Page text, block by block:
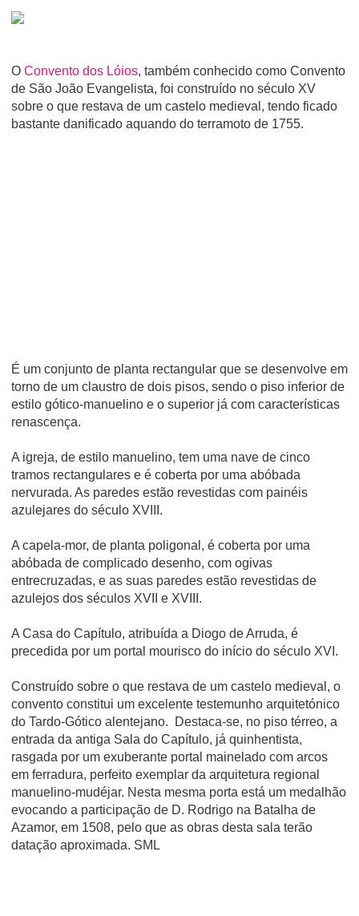
O Convento dos Lóios, também conhecido como Convento
de São João Evangelista, foi construí­do no século XV
sobre o que restava de um castelo medieval, tendo ficado
bastante danificado aquando do terramoto de 1755.
É um conjunto de planta rectangular que se desenvolve em
torno de um claustro de dois pisos, sendo o piso inferior de
estilo gótico-manuelino e o superior já com caracterí­sticas
renascença.
A igreja, de estilo manuelino, tem uma nave de cinco
tramos rectangulares e é coberta por uma abóbada
nervurada. As paredes estão revestidas com painéis
azulejares do século XVIII.
A capela-mor, de planta poligonal, é coberta por uma
abóbada de complicado desenho, com ogivas
entrecruzadas, e as suas paredes estão revestidas de
azulejos dos séculos XVII e XVIII.
A Casa do Capí­tulo, atribuí­da a Diogo de Arruda, é
precedida por um portal mourisco do iní­cio do século XVI.
Construído sobre o que restava de um castelo medieval, o
convento constitui um excelente testemunho arquitetónico
do Tardo-Gótico alentejano. Destaca-se, no piso térreo, a
entrada da antiga Sala do Capítulo, já quinhentista,
rasgada por um exuberante portal mainelado com arcos
em ferradura, perfeito exemplar da arquitetura regional
manuelino-mudéjar. Nesta mesma porta está um medalhão
evocando a participação de D. Rodrigo na Batalha de
Azamor, em 1508, pelo que as obras desta sala terão
datação aproximada. SML